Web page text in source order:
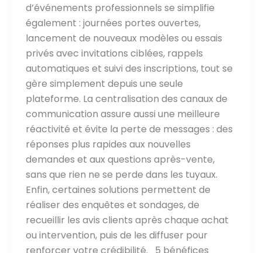
d’événements professionnels se simplifie
également : journées portes ouvertes,
lancement de nouveaux modèles ou essais
privés avec invitations ciblées, rappels
automatiques et suivi des inscriptions, tout se
gère simplement depuis une seule
plateforme. La centralisation des canaux de
communication assure aussi une meilleure
réactivité et évite la perte de messages : des
réponses plus rapides aux nouvelles
demandes et aux questions après-vente,
sans que rien ne se perde dans les tuyaux.
Enfin, certaines solutions permettent de
réaliser des enquêtes et sondages, de
recueillir les avis clients après chaque achat
ou intervention, puis de les diffuser pour
renforcer votre crédibilité. 5 bénéfices